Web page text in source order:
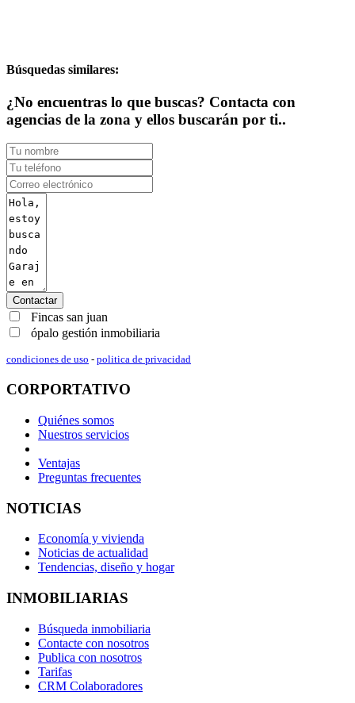
Búsquedas similares:
¿No encuentras lo que buscas? Contacta con
agencias de la zona y ellos buscarán por ti..
Contactar
Fincas san juan
ópalo gestión inmobiliaria
condiciones de uso - politica de privacidad
CORPORTATIVO
Quiénes somos
Nuestros servicios
Ventajas
Preguntas frecuentes
NOTICIAS
Economía y vivienda
Noticias de actualidad
Tendencias, diseño y hogar
INMOBILIARIAS
Búsqueda inmobiliaria
Contacte con nosotros
Publica con nosotros
Tarifas
CRM Colaboradores